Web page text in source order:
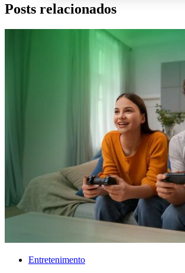
Posts relacionados
Entretenimento